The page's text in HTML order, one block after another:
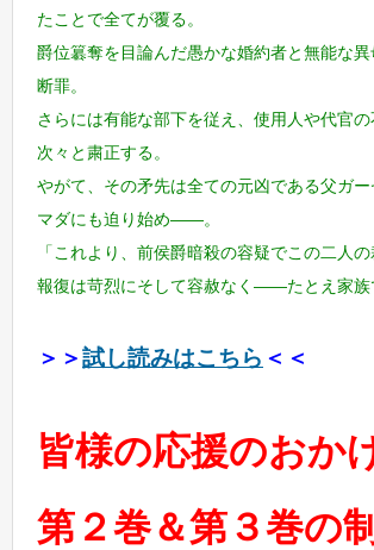
たことで全てが覆る。
爵位簒奪を目論んだ愚かな婚約者と無能な異
断罪。
さらには有能な部下を従え、使用人や代官の
次々と粛正する。
やがて、その矛先は全ての元凶である父ガ
マダにも迫り始め――。
「これより、前侯爵暗殺の容疑でこの二人の
報復は苛烈にそして容赦なく――たとえ家族
＞＞試し読みはこちら ＜＜
皆様の応援のおか
第２巻＆第３巻の